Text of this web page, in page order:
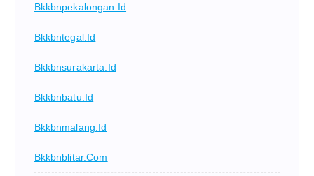
Bkkbnpekalongan.id
Bkkbntegal.id
Bkkbnsurakarta.id
Bkkbnbatu.id
Bkkbnmalang.id
Bkkbnblitar.com